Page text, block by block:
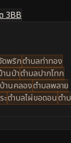
3BB
ดพริกตำบลท่าทอง
นป่าตำบลปากโทก
านคลองตำบลพลาย
ะตำบลไผ่ขอดอนตำ